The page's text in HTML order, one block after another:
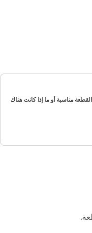
مناسبة أو ما إذا كانت هناك